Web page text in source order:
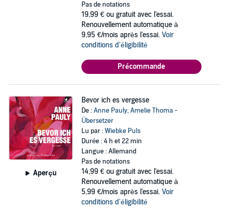
Pas de notations
19,99 € ou gratuit avec l'essai.
Renouvellement automatique à
9,95 €/mois après l'essai. Voir
conditions d'éligibilité
Précommande
Aperçu
Bevor ich es vergesse
De :Anne Pauly,Amelie Thoma -
Übersetzer
Lu par :Wiebke Puls
Durée : 4 h et 22 min
Langue : Allemand
Pas de notations
14,99 € ou gratuit avec l'essai.
Renouvellement automatique à
5,99 €/mois après l'essai. Voir
conditions d'éligibilité